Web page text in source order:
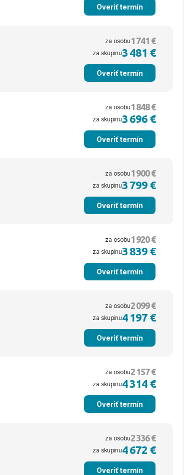
Overiť termín
za osobu 1 741 €
za skupinu3 481 €
Overiť termín
za osobu 1 848 €
za skupinu3 696 €
Overiť termín
za osobu 1 900 €
za skupinu3 799 €
Overiť termín
za osobu 1 920 €
za skupinu3 839 €
Overiť termín
za osobu2 099 €
za skupinu4 197 €
Overiť termín
za osobu2 157 €
za skupinu4 314 €
Overiť termín
za osobu2 336 €
za skupinu4 672 €
Overiť termín